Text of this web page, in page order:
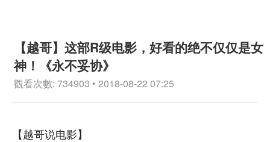
【越哥】这部R级电影，好看的绝不仅仅是女
神！《永不妥协》
觀看次數: 734903 • 2018-08-22 07:25
【越哥说电影】